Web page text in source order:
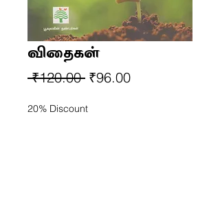
விதைகள்
₹120.00 Regular
₹96.00Sale
20% Discount